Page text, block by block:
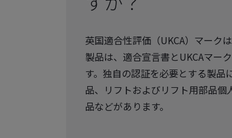
英国適合性評価（UKCA）マーク
製品は、適合宣言書とUKCAマー
す。独自の認証を必要とする製
品、リフトおよびリフト用部品
品などがあります。